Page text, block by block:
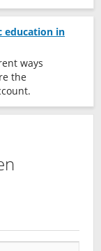
education in
ways
the